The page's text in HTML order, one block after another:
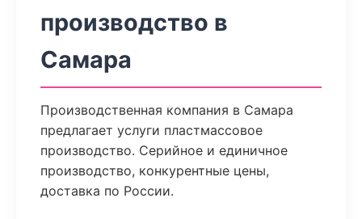
производство в
Самара
Производственная компания в Самара
предлагает услуги пластмассовое
производство. Серийное и единичное
производство, конкурентные цены,
доставка по России.